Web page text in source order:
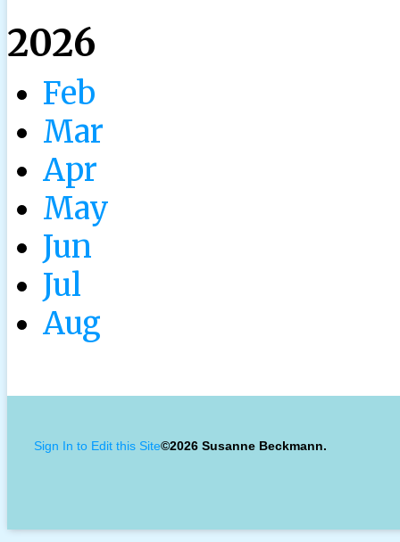
2026
Feb
Mar
Apr
May
Jun
Jul
Aug
Sign In to Edit this Site©2026 Susanne Beckmann.